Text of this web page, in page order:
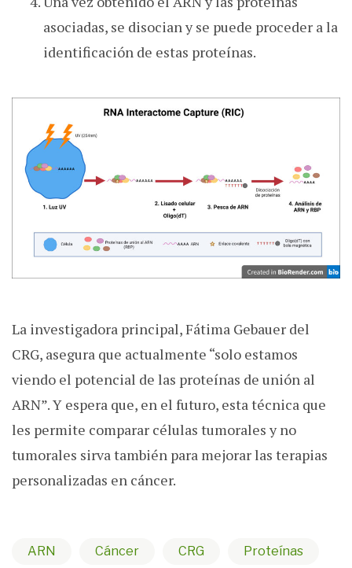
asociadas, se disocian y se puede proceder a la
identificación de estas proteínas.
La investigadora principal, Fátima Gebauer del
CRG, asegura que actualmente “solo estamos
viendo el potencial de las proteínas de unión al
ARN”. Y espera que, en el futuro, esta técnica que
les permite comparar células tumorales y no
tumorales sirva también para mejorar las terapias
personalizadas en cáncer.
ARN Cáncer CRG Proteínas